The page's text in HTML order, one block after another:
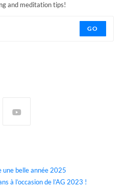
and meditation tips!
GO
une belle année 2025
à l’occasion de l’AG 2023 !